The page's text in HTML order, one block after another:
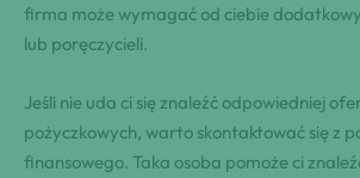
firma może wymagać od ciebie
lub poręczycieli.
Jeśli nie uda ci się znaleźć odpowiedniej
pożyczkowych, warto skontaktować się z
finansowego. Taka osoba pomoże ci